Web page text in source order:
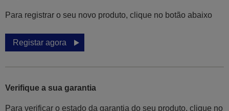
Para registrar o seu novo produto, clique no botão abaixo
Registar agora
Verifique a sua garantia
Para verificar o estado da garantia do seu produto, clique no